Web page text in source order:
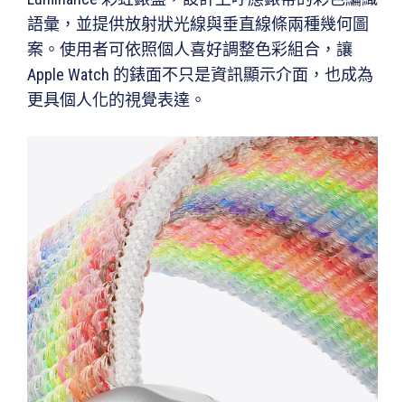
語彙，並提供放射狀光線與垂直線條兩種幾何圖
案。使用者可依照個人喜好調整色彩組合，讓
Apple Watch 的錶面不只是資訊顯示介面，也成為
更具個人化的視覺表達。